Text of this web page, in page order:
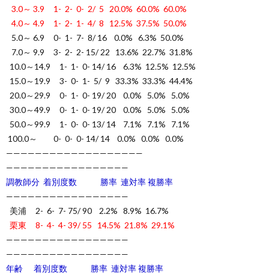
3.0～ 3.9 1- 2- 0- 2/ 5 20.0% 60.0% 60.0%
4.0～ 4.9 1- 2- 1- 4/ 8 12.5% 37.5% 50.0%
5.0～ 6.9 0- 1- 7- 8/ 16 0.0% 6.3% 50.0%
7.0～ 9.9 3- 2- 2- 15/ 22 13.6% 22.7% 31.8%
10.0～14.9 1- 1- 0- 14/ 16 6.3% 12.5% 12.5%
15.0～19.9 3- 0- 1- 5/ 9 33.3% 33.3% 44.4%
20.0～29.9 0- 1- 0- 19/ 20 0.0% 5.0% 5.0%
30.0～49.9 0- 1- 0- 19/ 20 0.0% 5.0% 5.0%
50.0～99.9 1- 0- 0- 13/ 14 7.1% 7.1% 7.1%
100.0～ 0- 0- 0- 14/ 14 0.0% 0.0% 0.0%
———————————————————
—————————————————
調教師分 着別度数 勝率 連対率 複勝率
—————————————————
美浦 2- 6- 7- 75/ 90 2.2% 8.9% 16.7%
栗東 8- 4- 4- 39/ 55 14.5% 21.8% 29.1%
—————————————————
—————————————————
年齢 着別度数 勝率 連対率 複勝率